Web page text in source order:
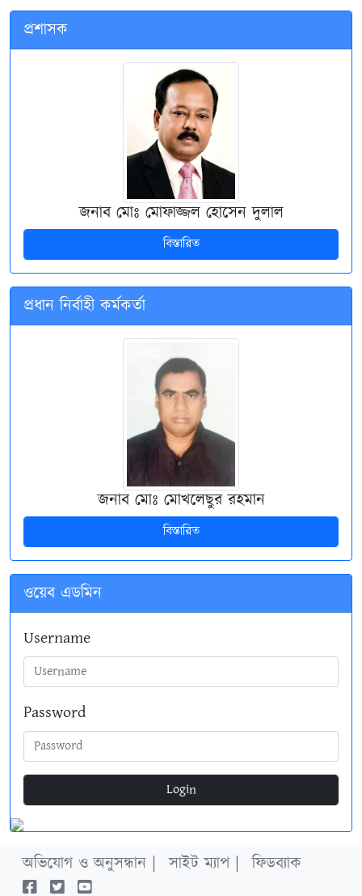
প্রশাসক
জনাব মোঃ মোফাজ্জল হোসেন দুলাল
বিস্তারিত
প্রধান নির্বাহী কর্মকর্তা
জনাব মোঃ মোখলেছুর রহমান
বিস্তারিত
ওয়েব এডমিন
Username
Password
Login
অভিযোগ ও অনুসন্ধান | সাইট ম্যাপ | ফিডব্যাক